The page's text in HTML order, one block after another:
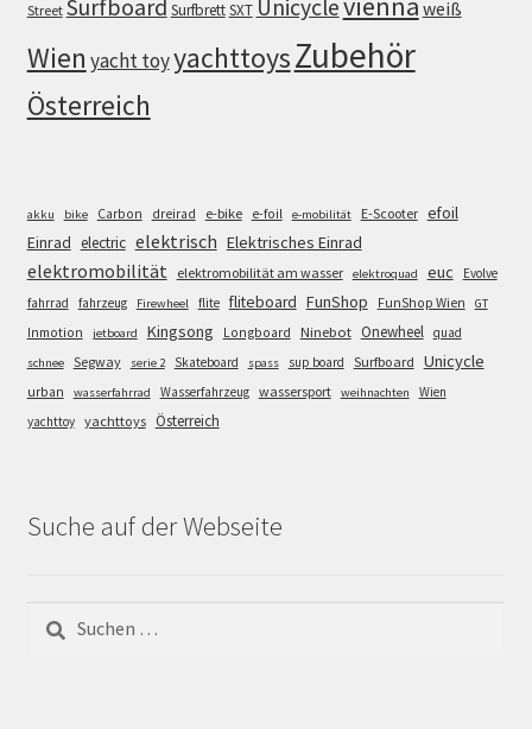
Street Surfboard SurfbrettSXT Unicycle weiß
Wien yacht toyyachttoysZubehör
Österreich
akku bike Carbon dreirad e-bike e-foil e-mobilität E-Scooter efoil
Einrad electric elektrisch Elektrisches Einrad
elektromobilität elektromobilität am wasser elektroquad euc
Evolve
fahrrad
fahrzeug Firewheel flite fliteboard FunShop FunShop Wien GT
Inmotion jetboard Kingsong Longboard Ninebot Onewheel quad
schnee Segway serie 2 Skateboard spass sup board Surfboard Unicycle
urban wasserfahrrad Wasserfahrzeug wassersport weihnachten
Wien
yachttoy yachttoys Österreich
Suche auf der Webseite
Suchen
nach: